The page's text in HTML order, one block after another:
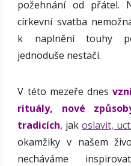
požehnání od přátel.
církevní svatba
k naplnění touhy
jednoduše nestačí.
V této mezeře dnes
rituály, nové
tradicích, jakoslavit,
okamžiky v našem
necháváme